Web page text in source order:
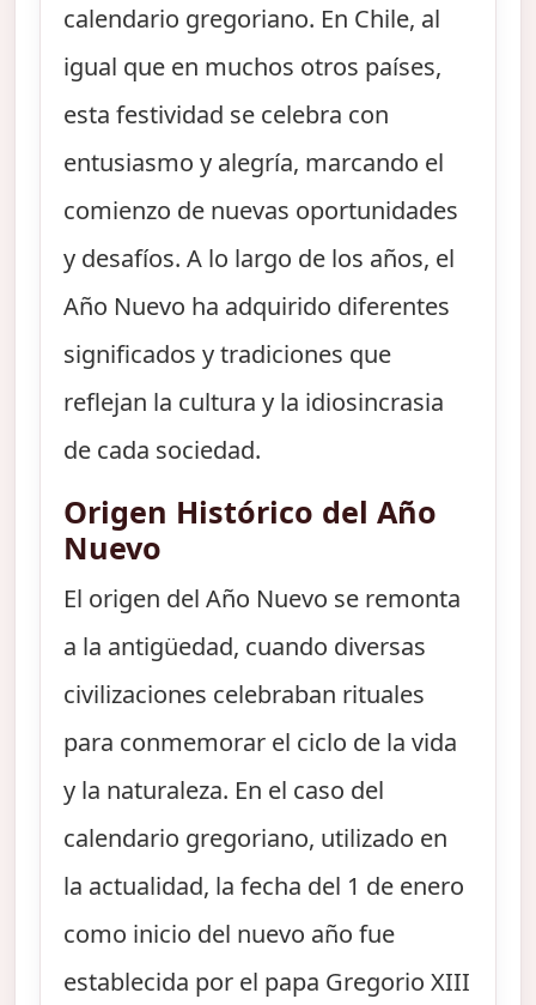
calendario gregoriano. En Chile, al
igual que en muchos otros países,
esta festividad se celebra con
entusiasmo y alegría, marcando el
comienzo de nuevas oportunidades
y desafíos. A lo largo de los años, el
Año Nuevo ha adquirido diferentes
significados y tradiciones que
reflejan la cultura y la idiosincrasia
de cada sociedad.
Origen Histórico del Año
Nuevo
El origen del Año Nuevo se remonta
a la antigüedad, cuando diversas
civilizaciones celebraban rituales
para conmemorar el ciclo de la vida
y la naturaleza. En el caso del
calendario gregoriano, utilizado en
la actualidad, la fecha del 1 de enero
como inicio del nuevo año fue
establecida por el papa Gregorio XIII